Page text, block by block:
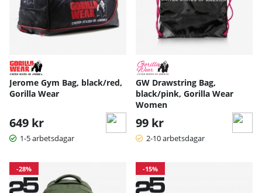
Jerome Gym Bag, black/red,
Gorilla Wear
649 kr
1-5 arbetsdagar
GW Drawstring Bag,
black/pink, Gorilla Wear
Women
99 kr
2-10 arbetsdagar
-28% -15%